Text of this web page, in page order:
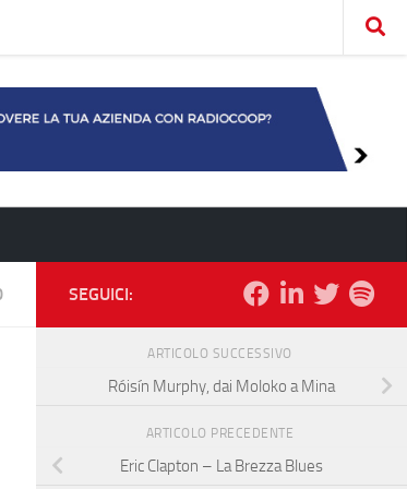
SEGUICI:
ARTICOLO SUCCESSIVO
Róisín Murphy, dai Moloko a Mina
ARTICOLO PRECEDENTE
Eric Clapton – La Brezza Blues